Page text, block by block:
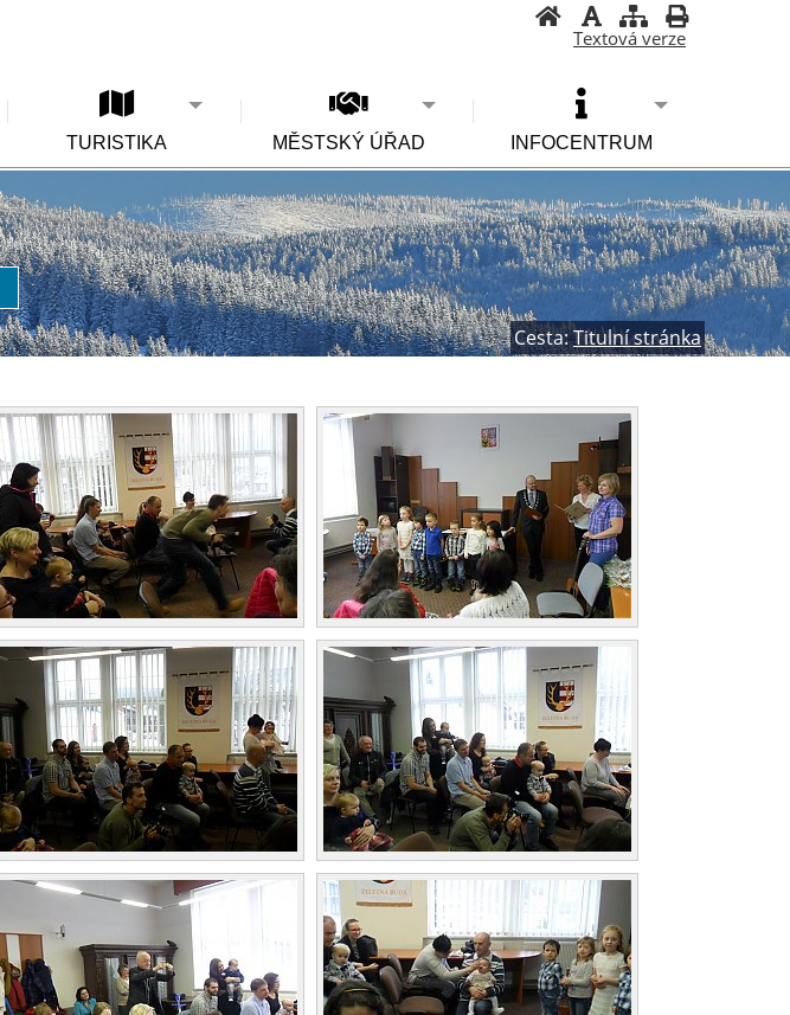
Textová verze
TURISTIKA MĚSTSKÝ ÚŘAD INFOCENTRUM
Cesta:Titulní stránka